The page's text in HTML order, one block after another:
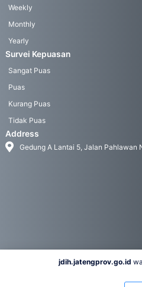
Weekly
Monthly
Yearly
Survei Kepuasan
Sangat Puas
Puas
Kurang Puas
Tidak Puas
Address
Gedung A Lantai 5, Jalan Pahlawan
jdih.jatengprov.go.id